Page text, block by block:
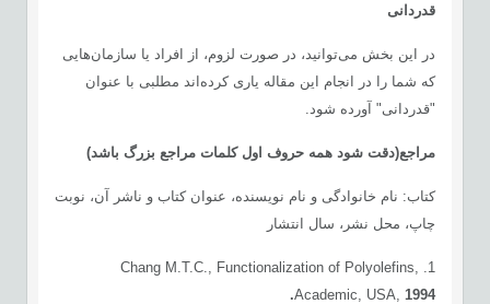
قدردانی
در این بخش می‌توانید، در صورت لزوم، از افراد يا سازمان‌هایی
كه شما را در انجام این مقاله یاری کرده‌اند مطلبی با عنوان
"قدردانی" آورده شود.
مراجع(دقت شود همه حروف اول کلمات مراجع بزرگ باشد)
كتاب: نام خانوادگی و نام نویسنده، عنوان کتاب و ناشر آن، نوبت
چاپ، محل نشر، سال انتشار
1. Chang M.T.C., Functionalization of Polyolefins,
Academic, USA,1994.